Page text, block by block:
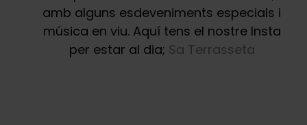
amb alguns esdeveniments especials i
música en viu. Aquí tens el nostre Insta
per estar al dia; Sa Terrasseta